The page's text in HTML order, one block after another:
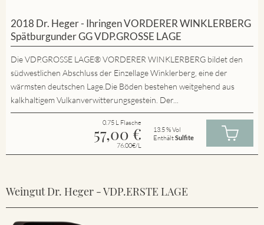
2018 Dr. Heger - Ihringen VORDERER WINKLERBERG
Spätburgunder GG VDP.GROSSE LAGE
Die VDP.GROSSE LAGE® VORDERER WINKLERBERG bildet den
südwestlichen Abschluss der Einzellage Winklerberg, eine der
wärmsten deutschen Lage.Die Böden bestehen weitgehend aus
kalkhaltigem Vulkanverwitterungsgestein. Der...
0.75 L Flasche
57,00 €
76.00€/L
13.5 % Vol
EnthältSulfite
Weingut Dr. Heger - VDP.ERSTE LAGE